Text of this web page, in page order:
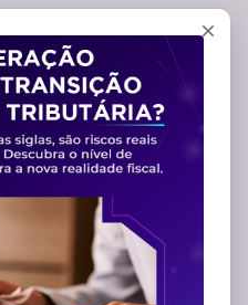
empresa está mais
e mais focada na
facilita a sua vida como
na nossa identidade
representa as sinapses
também representa
em função de
do seu negócio.
tantos anos de
de mercado, não